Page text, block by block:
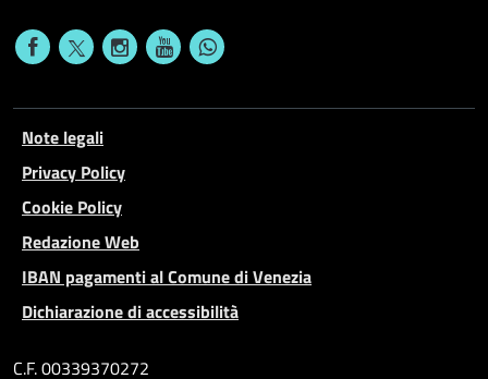
Note legali
Privacy Policy
Cookie Policy
Redazione Web
IBAN pagamenti al Comune di Venezia
Dichiarazione di accessibilità
C.F. 00339370272